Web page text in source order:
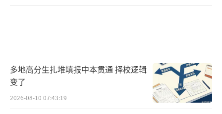
多地高分生扎堆填报中本贯通 择校逻辑
变了
2026-08-10 07:43:19